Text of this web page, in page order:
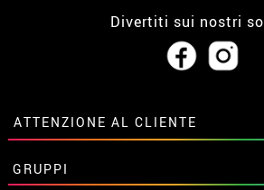
Divertiti sui nostri
ATTENZIONE AL CLIENTE
• Su di noi
GRUPPI